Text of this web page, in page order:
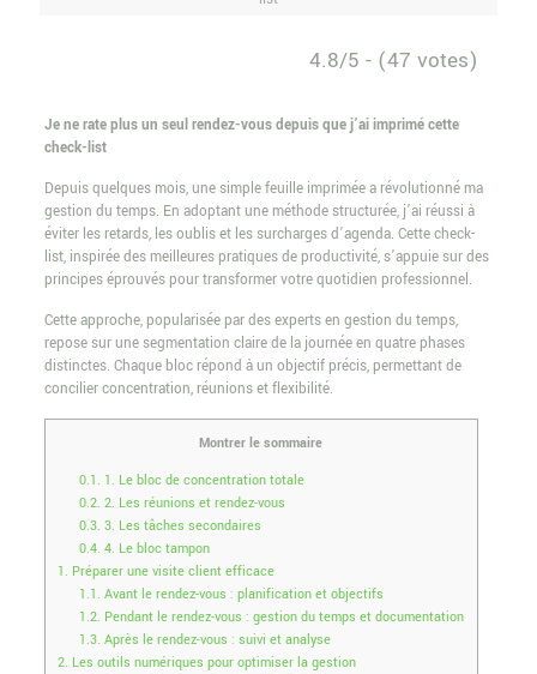
4.8/5 - (47 votes)
Je ne rate plus un seul rendez-vous depuis que j’ai imprimé cette
check-list
Depuis quelques mois, une simple feuille imprimée a révolutionné ma
gestion du temps. En adoptant une méthode structurée, j’ai réussi à
éviter les retards, les oublis et les surcharges d’agenda. Cette check-
list, inspirée des meilleures pratiques de productivité, s’appuie sur des
principes éprouvés pour transformer votre quotidien professionnel.
Cette approche, popularisée par des experts en gestion du temps,
repose sur une segmentation claire de la journée en quatre phases
distinctes. Chaque bloc répond à un objectif précis, permettant de
concilier concentration, réunions et flexibilité.
Montrer le sommaire
0.1. 1. Le bloc de concentration totale
0.2. 2. Les réunions et rendez-vous
0.3. 3. Les tâches secondaires
0.4. 4. Le bloc tampon
1. Préparer une visite client efficace
1.1. Avant le rendez-vous : planification et objectifs
1.2. Pendant le rendez-vous : gestion du temps et documentation
1.3. Après le rendez-vous : suivi et analyse
2. Les outils numériques pour optimiser la gestion